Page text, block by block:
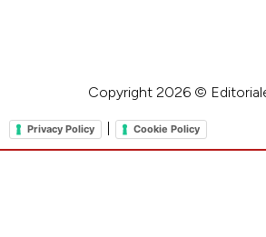
Copyright 2026 ©
Privacy Policy Cookie Policy